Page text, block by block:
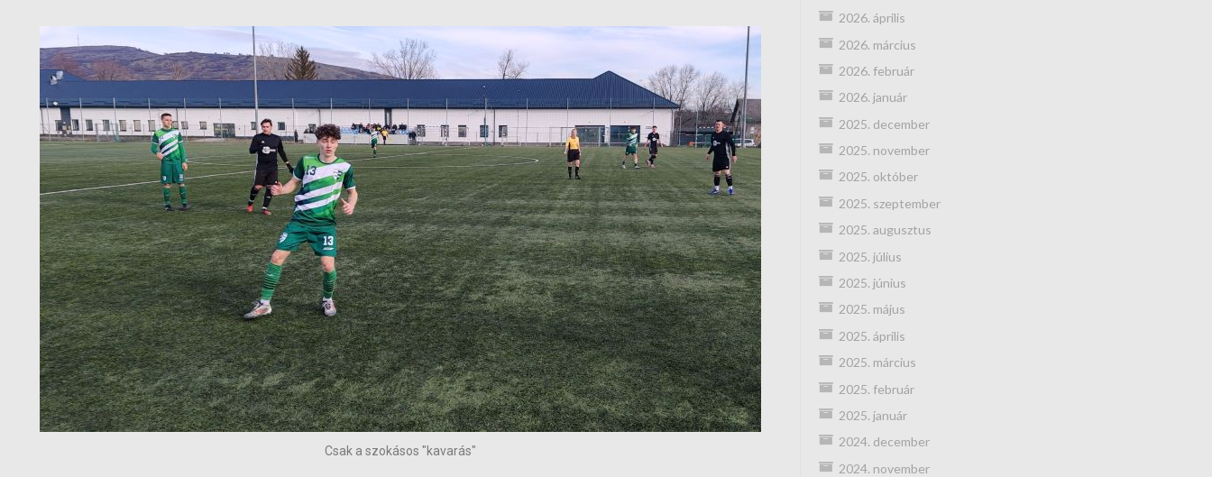
Csak a szokásos "kavarás"
2026. április
2026. március
2026. február
2026. január
2025. december
2025. november
2025. október
2025. szeptember
2025. augusztus
2025. július
2025. június
2025. május
2025. április
2025. március
2025. február
2025. január
2024. december
2024. november